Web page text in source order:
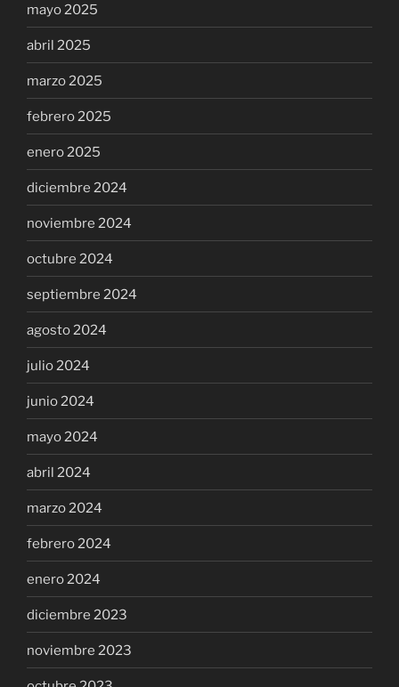
mayo 2025
abril 2025
marzo 2025
febrero 2025
enero 2025
diciembre 2024
noviembre 2024
octubre 2024
septiembre 2024
agosto 2024
julio 2024
junio 2024
mayo 2024
abril 2024
marzo 2024
febrero 2024
enero 2024
diciembre 2023
noviembre 2023